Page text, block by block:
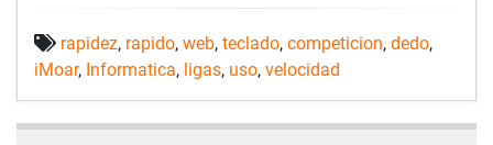
rapidez, rapido, web, teclado, competicion, dedo,
iMoar, Informatica, ligas, uso, velocidad